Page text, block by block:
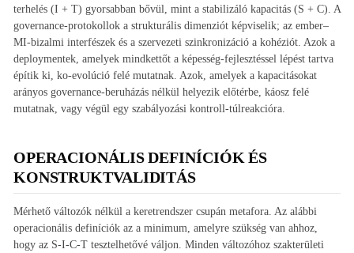
terhelés (I + T) gyorsabban bővül, mint a stabilizáló kapacitás (S + C). A
governance-protokollok a strukturális dimenziót képviselik; az ember–
MI-bizalmi interfészek és a szervezeti szinkronizáció a kohéziót. Azok a
deploymentek, amelyek mindkettőt a képesség-fejlesztéssel lépést tartva
építik ki, ko-evolúció felé mutatnak. Azok, amelyek a kapacitásokat
arányos governance-beruházás nélkül helyezik előtérbe, káosz felé
mutatnak, vagy végül egy szabályozási kontroll-túlreakcióra.
OPERACIONÁLIS DEFINÍCIÓK ÉS
KONSTRUKTVALIDITÁS
Mérhető változók nélkül a keretrendszer csupán metafora. Az alábbi
operacionális definíciók az a minimum, amelyre szükség van ahhoz,
hogy az S-I-C-T tesztelhetővé váljon. Minden változóhoz szakterületi